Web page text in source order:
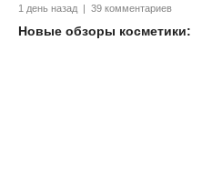
1 день назад | 39 комментариев
Новые обзоры косметики: